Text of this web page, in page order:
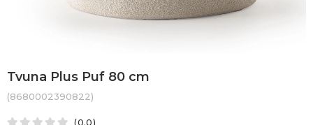
Tvuna Plus Puf 80 cm
(8680002390822)
0.0